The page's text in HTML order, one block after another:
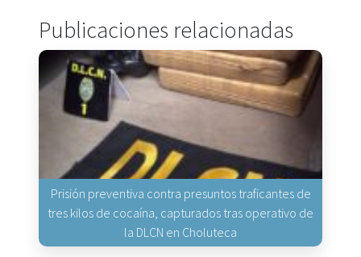
Publicaciones relacionadas
Prisión preventiva contra presuntos traficantes de
tres kilos de cocaína, capturados tras operativo de
la DLCN en Choluteca